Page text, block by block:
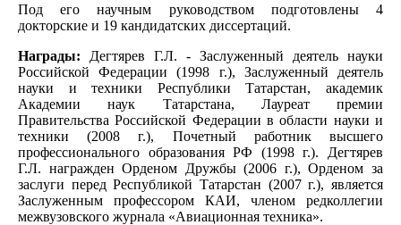
Под его научным руководством подготовлены 4
докторские и 19 кандидатских диссертаций.
Награды: Дегтярев Г.Л. - Заслуженный деятель науки
Российской Федерации (1998 г.), Заслуженный деятель
науки и техники Республики Татарстан, академик
Академии наук Татарстана, Лауреат премии
Правительства Российской Федерации в области науки и
техники (2008 г.), Почетный работник высшего
профессионального образования РФ (1998 г.). Дегтярев
Г.Л. награжден Орденом Дружбы (2006 г.), Орденом за
заслуги перед Республикой Татарстан (2007 г.), является
Заслуженным профессором КАИ, членом редколлегии
межвузовского журнала «Авиационная техника».